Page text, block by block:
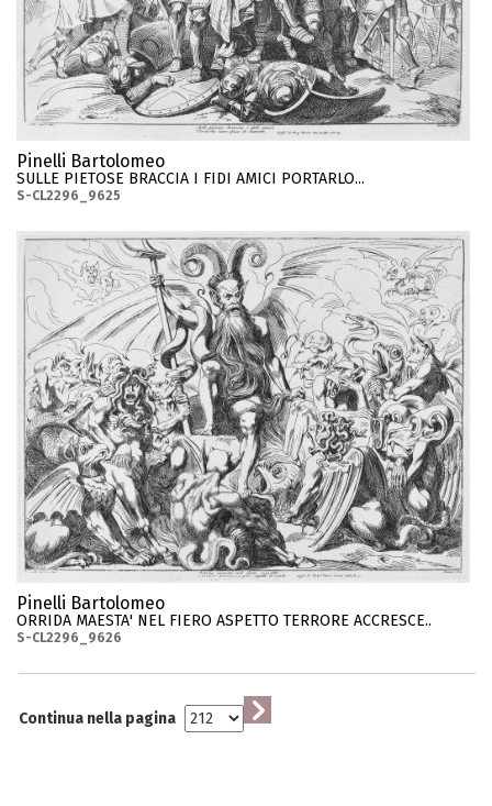
Pinelli Bartolomeo
SULLE PIETOSE BRACCIA I FIDI AMICI PORTARLO...
S-CL2296_9625
Pinelli Bartolomeo
ORRIDA MAESTA' NEL FIERO ASPETTO TERRORE ACCRESCE..
S-CL2296_9626
Continua nella pagina